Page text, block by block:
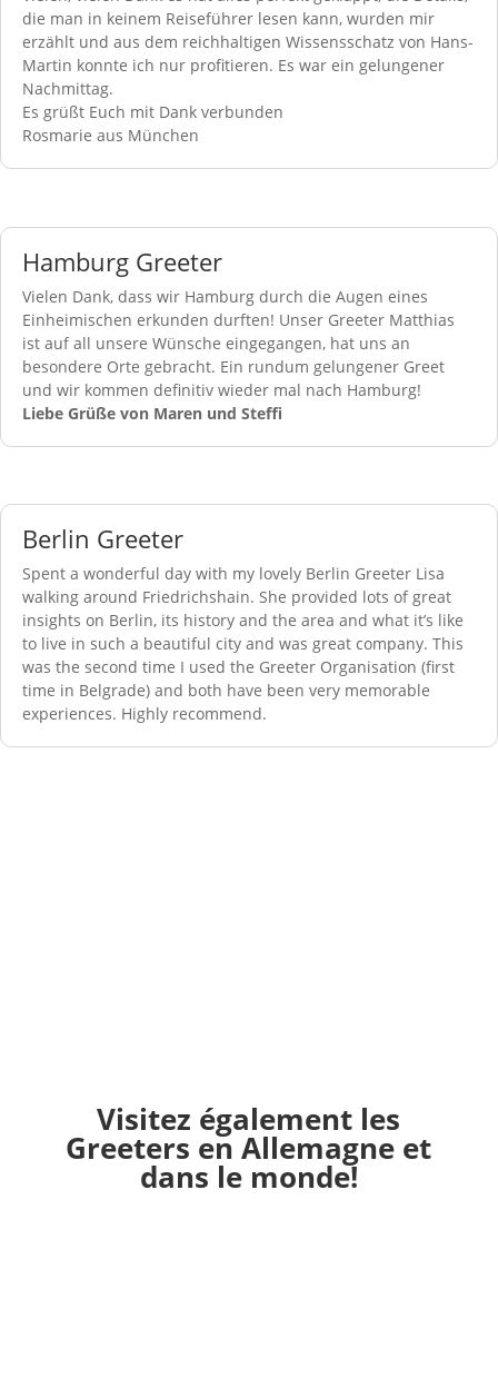
die man in keinem Reiseführer lesen kann, wurden mir
erzählt und aus dem reichhaltigen Wissensschatz von Hans-
Martin konnte ich nur profitieren. Es war ein gelungener
Nachmittag.
Es grüßt Euch mit Dank verbunden
Rosmarie aus München
Hamburg Greeter
Vielen Dank, dass wir Hamburg durch die Augen eines
Einheimischen erkunden durften! Unser Greeter Matthias
ist auf all unsere Wünsche eingegangen, hat uns an
besondere Orte gebracht. Ein rundum gelungener Greet
und wir kommen definitiv wieder mal nach Hamburg!
Liebe Grüße von Maren und Steffi
Berlin Greeter
Spent a wonderful day with my lovely Berlin Greeter Lisa
walking around Friedrichshain. She provided lots of great
insights on Berlin, its history and the area and what it’s like
to live in such a beautiful city and was great company. This
was the second time I used the Greeter Organisation (first
time in Belgrade) and both have been very memorable
experiences. Highly recommend.
Visitez également les
Greeters en Allemagne et
dans le monde!